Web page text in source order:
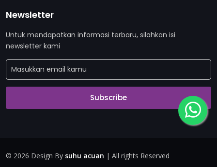
Newsletter
Untuk mendapatkan informasi terbaru, silahkan isi
newsletter kami
Subscribe
© 2026 Design By suhu acuan | All rights Reserved